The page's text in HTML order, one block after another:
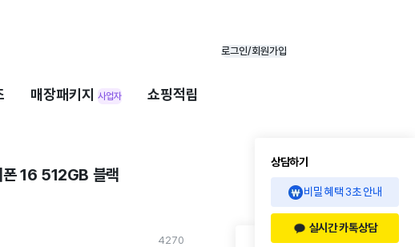
로그인/회원가입
매장패키지 사업자 쇼핑적립
폰 16 512GB 블랙
4270
상담하기
비밀 혜택 3초 안내
실시간 카톡상담